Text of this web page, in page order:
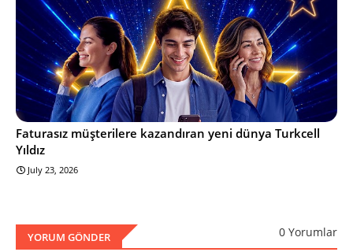
Faturasız müşterilere kazandıran yeni dünya Turkcell
Yıldız
July 23, 2026
YORUM GÖNDER 0 Yorumlar